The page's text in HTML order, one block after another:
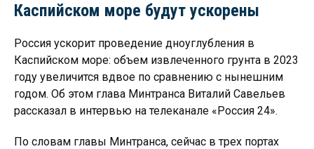
Каспийском море будут ускорены
Россия ускорит проведение дноуглубления в
Каспийском море: объем извлеченного грунта в 2023
году увеличится вдвое по сравнению с нынешним
годом. Об этом глава Минтранса Виталий Савельев
рассказал в интервью на телеканале «Россия 24».
По словам главы Минтранса, сейчас в трех портах